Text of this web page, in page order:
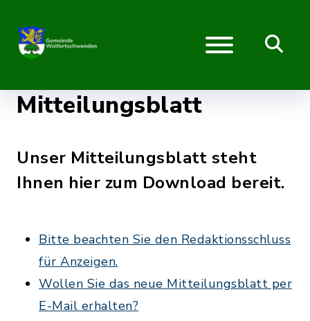
Mitteilungsblatt
Unser Mitteilungsblatt steht
Ihnen hier zum Download bereit.
Bitte beachten Sie den Redaktionsschluss
für Anzeigen.
Wollen Sie das neue Mitteilungsblatt per
E-Mail erhalten?